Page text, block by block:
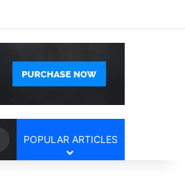
Search
for
POPULAR ARTICLES